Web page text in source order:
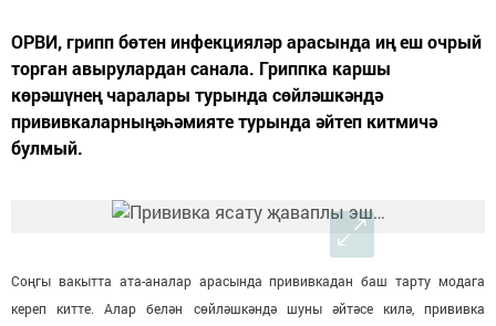
ОРВИ, грипп бөтен инфекцияләр арасында иң еш очрый
торган авырулардан санала. Гриппка каршы
көрәшүнең чаралары турында сөйләшкәндә
прививкаларныңәһәмияте турында әйтеп китмичә
булмый.
Соңгы вакытта ата-аналар арасында прививкадан баш тарту модага
кереп китте. Алар белән сөйләшкәндә шуны әйтәсе килә, прививка